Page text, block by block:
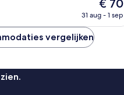
prijs
is
€ 70
31 aug - 1 sep
vergelijken